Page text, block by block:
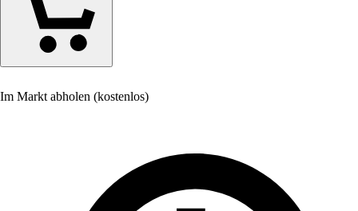
Im Markt abholen (kostenlos)